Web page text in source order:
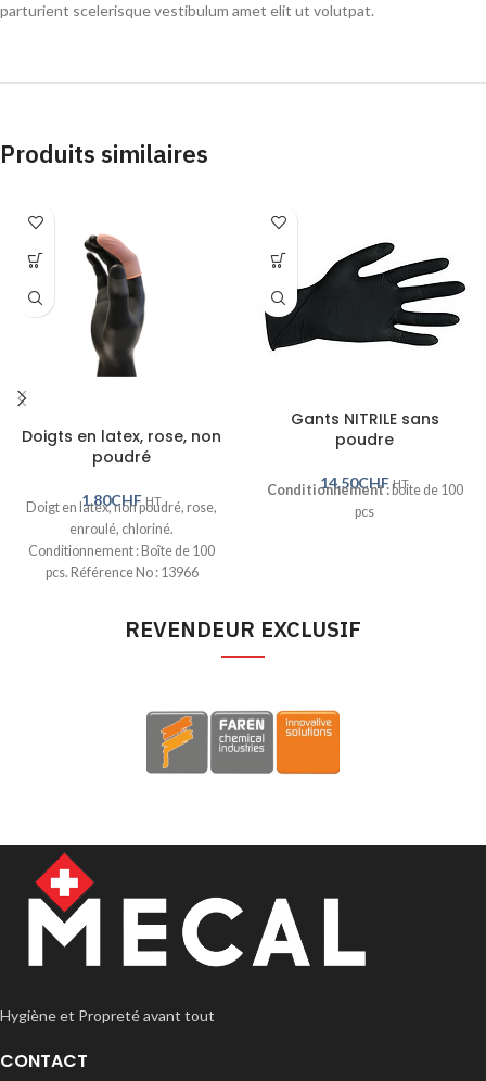
parturient scelerisque vestibulum amet elit ut volutpat.
Produits similaires
Doigts en latex, rose, non
poudré
1.80CHF HT
Doigt en latex, non poudré, rose,
enroulé, chloriné.
Conditionnement : Boîte de 100
pcs. Référence No : 13966
Gants NITRILE sans
poudre
14.50CHF HT
Conditionnement : boite de 100
pcs
REVENDEUR EXCLUSIF
Hygiène et Propreté avant tout
CONTACT